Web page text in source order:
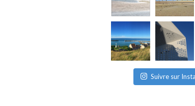
Suivre sur